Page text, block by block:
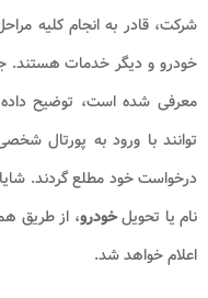
شرکت، قادر به انجام کلیه
خودرو و دیگر خدمات هستند.
معرفی شده است، توضیح
توانند با ورود به پورتال
درخواست خود مطلع گردند.
نام یا تحویلخودرو، از طریق
اعلام خواهد شد.